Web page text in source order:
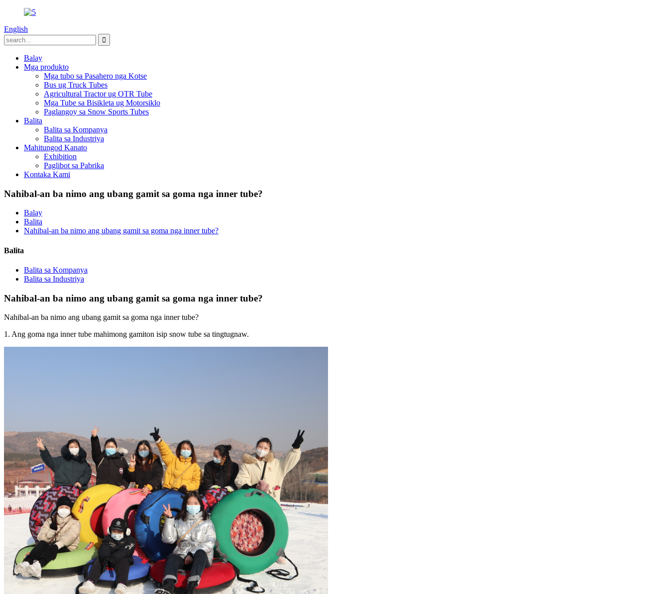
English
Balay
Mga produkto
Mga tubo sa Pasahero nga Kotse
Bus ug Truck Tubes
Agricultural Tractor ug OTR Tube
Mga Tube sa Bisikleta ug Motorsiklo
Paglangoy sa Snow Sports Tubes
Balita
Balita sa Kompanya
Balita sa Industriya
Mahitungod Kanato
Exhibition
Paglibot sa Pabrika
Kontaka Kami
Nahibal-an ba nimo ang ubang gamit sa goma nga inner tube?
Balay
Balita
Nahibal-an ba nimo ang ubang gamit sa goma nga inner tube?
Balita
Balita sa Kompanya
Balita sa Industriya
Nahibal-an ba nimo ang ubang gamit sa goma nga inner tube?
Nahibal-an ba nimo ang ubang gamit sa goma nga inner tube?
1. Ang goma nga inner tube mahimong gamiton isip snow tube sa tingtugnaw.